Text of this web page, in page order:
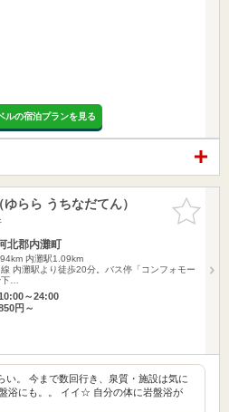
ルの宿泊プランを見る
お気に入
りに追加
らら うちなだてん）
北郡内灘町
内灘駅1.09km
内灘駅より徒歩20分。バス停「コンフォモー
…
～24:00
円～
い。 今まで数回行き、泉質・施設は気に
浴にも。。 イイ☆ 自分の体に岩盤浴が